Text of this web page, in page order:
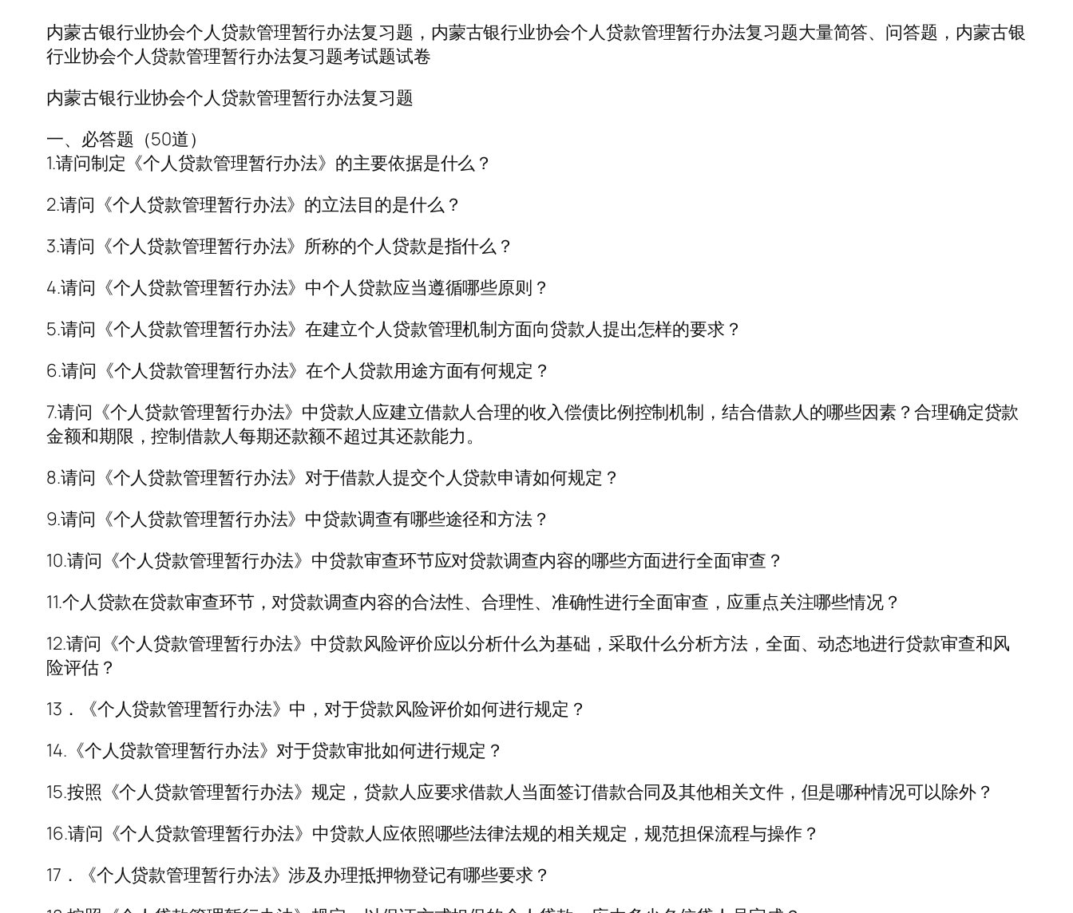
内蒙古银行业协会个人贷款管理暂行办法复习题，内蒙古银行业协会个人贷款管理暂行办法复习题大量简答、问答题，内蒙古银
行业协会个人贷款管理暂行办法复习题考试题试卷
内蒙古银行业协会个人贷款管理暂行办法复习题
一、必答题（50道）
1.请问制定《个人贷款管理暂行办法》的主要依据是什么？
2.请问《个人贷款管理暂行办法》的立法目的是什么？
3.请问《个人贷款管理暂行办法》所称的个人贷款是指什么？
4.请问《个人贷款管理暂行办法》中个人贷款应当遵循哪些原则？
5.请问《个人贷款管理暂行办法》在建立个人贷款管理机制方面向贷款人提出怎样的要求？
6.请问《个人贷款管理暂行办法》在个人贷款用途方面有何规定？
7.请问《个人贷款管理暂行办法》中贷款人应建立借款人合理的收入偿债比例控制机制，结合借款人的哪些因素？合理确定贷款
金额和期限，控制借款人每期还款额不超过其还款能力。
8.请问《个人贷款管理暂行办法》对于借款人提交个人贷款申请如何规定？
9.请问《个人贷款管理暂行办法》中贷款调查有哪些途径和方法？
10.请问《个人贷款管理暂行办法》中贷款审查环节应对贷款调查内容的哪些方面进行全面审查？
11.个人贷款在贷款审查环节，对贷款调查内容的合法性、合理性、准确性进行全面审查，应重点关注哪些情况？
12.请问《个人贷款管理暂行办法》中贷款风险评价应以分析什么为基础，采取什么分析方法，全面、动态地进行贷款审查和风
险评估？
13．《个人贷款管理暂行办法》中，对于贷款风险评价如何进行规定？
14.《个人贷款管理暂行办法》对于贷款审批如何进行规定？
15.按照《个人贷款管理暂行办法》规定，贷款人应要求借款人当面签订借款合同及其他相关文件，但是哪种情况可以除外？
16.请问《个人贷款管理暂行办法》中贷款人应依照哪些法律法规的相关规定，规范担保流程与操作？
17．《个人贷款管理暂行办法》涉及办理抵押物登记有哪些要求？